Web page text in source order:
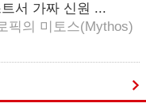
서 가짜 신원 ...
픽의 미토스(Mythos)